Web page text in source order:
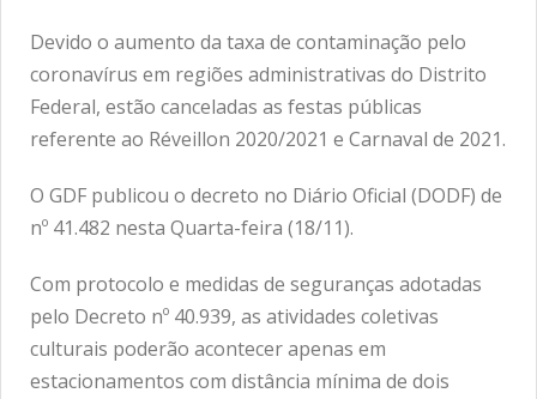
Devido o aumento da taxa de contaminação pelo
coronavírus em regiões administrativas do Distrito
Federal, estão canceladas as festas públicas
referente ao Réveillon 2020/2021 e Carnaval de 2021.
O GDF publicou o decreto no Diário Oficial (DODF) de
nº 41.482 nesta Quarta-feira (18/11).
Com protocolo e medidas de seguranças adotadas
pelo Decreto nº 40.939, as atividades coletivas
culturais poderão acontecer apenas em
estacionamentos com distância mínima de dois